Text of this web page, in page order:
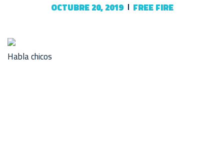
OCTUBRE 20, 2019 FREE FIRE
Habla chicos